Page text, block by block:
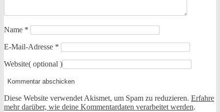
Name *
E-Mail-Adresse *
Website( optional )
Diese Website verwendet Akismet, um Spam zu reduzieren. Erfahre
mehr darüber, wie deine Kommentardaten verarbeitet werden.